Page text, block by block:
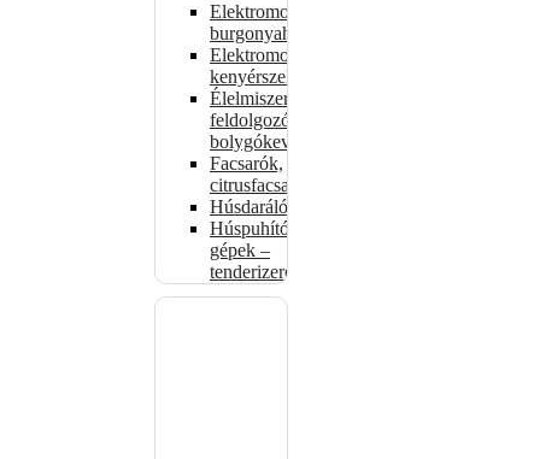
Elektromos
burgonyahámozók
Elektromos
kenyérszeletelők
Élelmiszer-
feldolgozók –
bolygókeverők
Facsarók,
citrusfacsarók
Húsdarálók
Húspuhító
gépek –
tenderizerek